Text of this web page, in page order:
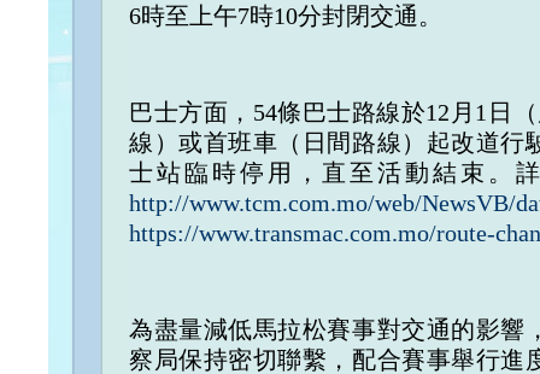
6時至上午7時10分封閉交通。
巴士方面，54條巴士路線於12月1日
線）或首班車（日間路線）起改道行
士站臨時停用，直至活動結束。
http://www.tcm.com.mo/web/NewsVB/
https://www.transmac.com.mo/route-
為盡量減低馬拉松賽事對交通的影響
察局保持密切聯繫，配合賽事舉行進